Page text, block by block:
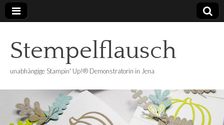
Stempelflausch
unabhängige Stampin' Up!® Demonstratorin in Jena